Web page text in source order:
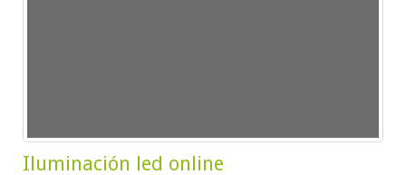
Iluminación led online